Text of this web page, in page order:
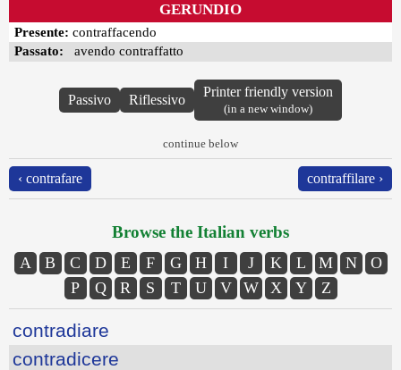
GERUNDIO
Presente: contraffacendo
Passato: avendo contraffatto
Passivo Riflessivo
Printer friendly version
(in a new window)
continue below
‹ contrafare contraffilare ›
Browse the Italian verbs
A B C D E F G H I J K L M N
O
P
Q R S T U V W X Y Z
contradiare
contradicere